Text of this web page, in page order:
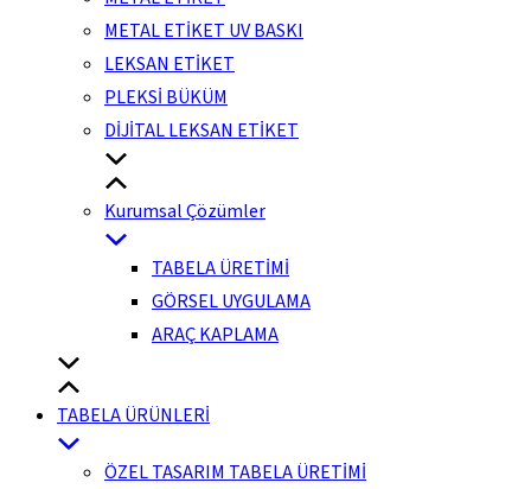
METAL ETİKET UV BASKI
LEKSAN ETİKET
PLEKSİ BÜKÜM
DİJİTAL LEKSAN ETİKET
Kurumsal Çözümler
TABELA ÜRETİMİ
GÖRSEL UYGULAMA
ARAÇ KAPLAMA
TABELA ÜRÜNLERİ
ÖZEL TASARIM TABELA ÜRETİMİ